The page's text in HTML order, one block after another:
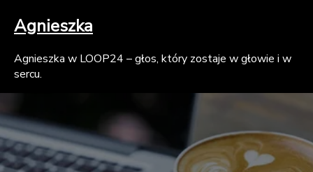
Agnieszka
Agnieszka w LOOP24 – głos, który zostaje w głowie i w
sercu.